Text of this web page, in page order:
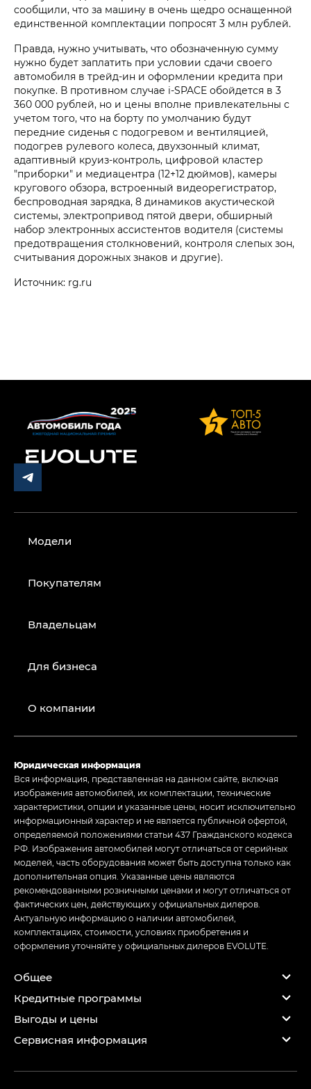
сообщили, что за машину в очень щедро оснащенной
единственной комплектации попросят 3 млн рублей.
Правда, нужно учитывать, что обозначенную сумму
нужно будет заплатить при условии сдачи своего
автомобиля в трейд-ин и оформлении кредита при
покупке. В противном случае i‑SPACE обойдется в 3
360 000 рублей, но и цены вполне привлекательны с
учетом того, что на борту по умолчанию будут
передние сиденья с подогревом и вентиляцией,
подогрев рулевого колеса, двухзонный климат,
адаптивный круиз-контроль, цифровой кластер
"приборки" и медиацентра (12+12 дюймов), камеры
кругового обзора, встроенный видеорегистратор,
беспроводная зарядка, 8 динамиков акустической
системы, электропривод пятой двери, обширный
набор электронных ассистентов водителя (системы
предотвращения столкновений, контроля слепых зон,
считывания дорожных знаков и другие).
Источник: rg.ru
Модели
Покупателям
Владельцам
Для бизнеса
О компании
Юридическая информация
Вся информация, представленная на данном сайте, включая
изображения автомобилей, их комплектации, технические
характеристики, опции и указанные цены, носит исключительно
информационный характер и не является публичной офертой,
определяемой положениями статьи 437 Гражданского кодекса
РФ. Изображения автомобилей могут отличаться от серийных
моделей, часть оборудования может быть доступна только как
дополнительная опция. Указанные цены являются
рекомендованными розничными ценами и могут отличаться от
фактических цен, действующих у официальных дилеров.
Актуальную информацию о наличии автомобилей,
комплектациях, стоимости, условиях приобретения и
оформления уточняйте у официальных дилеров EVOLUTE.
Общее
Кредитные программы
Выгоды и цены
Сервисная информация